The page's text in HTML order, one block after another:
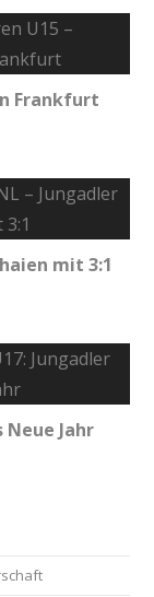
Frankfurt
mit 3:1
Jahr